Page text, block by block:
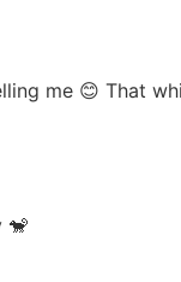
me 😊 That
🐒